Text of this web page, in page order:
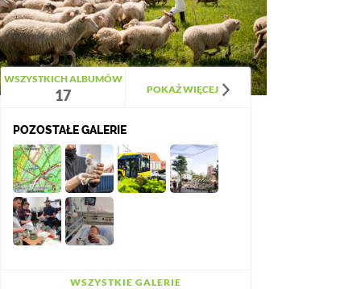
WSZYSTKICH ALBUMÓW
17 POKAŻ WIĘCEJ
POZOSTAŁE GALERIE
WSZYSTKIE GALERIE